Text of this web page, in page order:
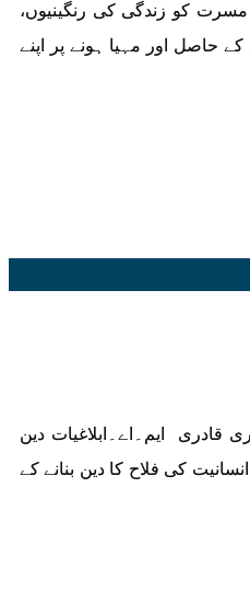
کو زندگی کی رنگینیوں،
حاصل اور مہیا ہونے پر اپنے
قادری ایم۔اے۔ابلاغیات دین
کی فلاح کا دین بنانے کے